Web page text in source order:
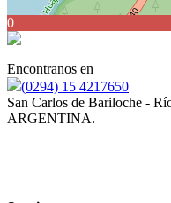
0
Encontranos en
(0294) 15 4217650
San Carlos de Bariloche -
ARGENTINA.